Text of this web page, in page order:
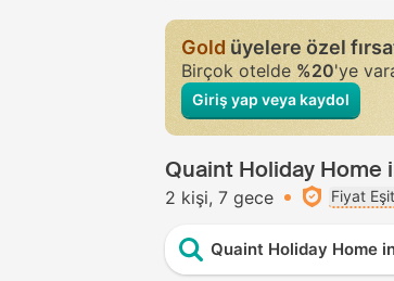
Goldüyelere özel
Birçok otelde%20'ye
Giriş yap veya kaydol
Quaint Holiday Home
2 kişi 7 gece Fiyat
Quaint Holiday Home